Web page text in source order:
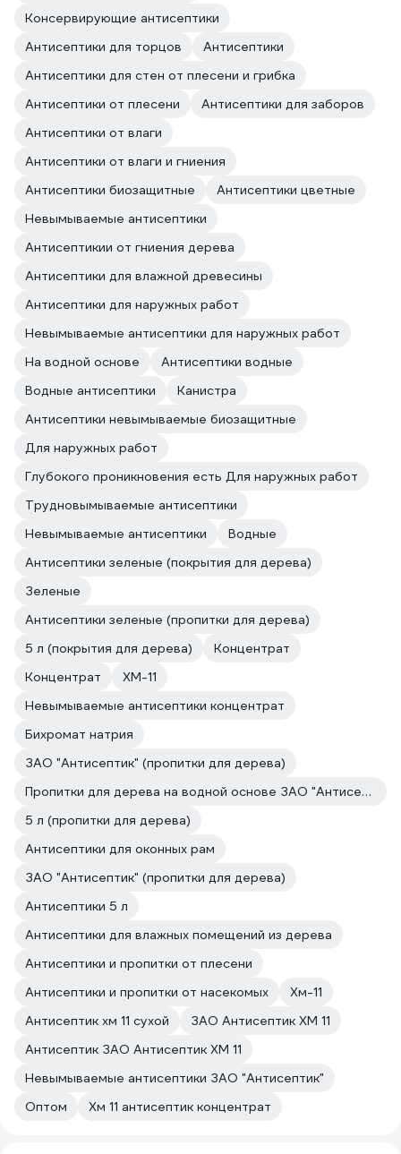
Консервирующие антисептики
Антисептики для торцов
Антисептики
Антисептики для стен от плесени и грибка
Антисептики от плесени
Антисептики для заборов
Антисептики от влаги
Антисептики от влаги и гниения
Антисептики биозащитные
Антисептики цветные
Невымываемые антисептики
Антисептикии от гниения дерева
Антисептики для влажной древесины
Антисептики для наружных работ
Невымываемые антисептики для наружных работ
На водной основе
Антисептики водные
Водные антисептики
Канистра
Антисептики невымываемые биозащитные
Для наружных работ
Глубокого проникновения есть Для наружных работ
Трудновымываемые антисептики
Невымываемые антисептики
Водные
Антисептики зеленые (покрытия для дерева)
Зеленые
Антисептики зеленые (пропитки для дерева)
5 л (покрытия для дерева)
Концентрат
Концентрат
ХМ-11
Невымываемые антисептики концентрат
Бихромат натрия
ЗАО "Антисептик" (пропитки для дерева)
Пропитки для дерева на водной основе ЗАО "Антисептик"
5 л (пропитки для дерева)
Антисептики для оконных рам
ЗАО "Антисептик" (пропитки для дерева)
Антисептики 5 л
Антисептики для влажных помещений из дерева
Антисептики и пропитки от плесени
Антисептики и пропитки от насекомых
Хм-11
Антисептик хм 11 сухой
ЗАО Антисептик ХМ 11
Антисептик ЗАО Антисептик ХМ 11
Невымываемые антисептики ЗАО "Антисептик"
Оптом
Хм 11 антисептик концентрат